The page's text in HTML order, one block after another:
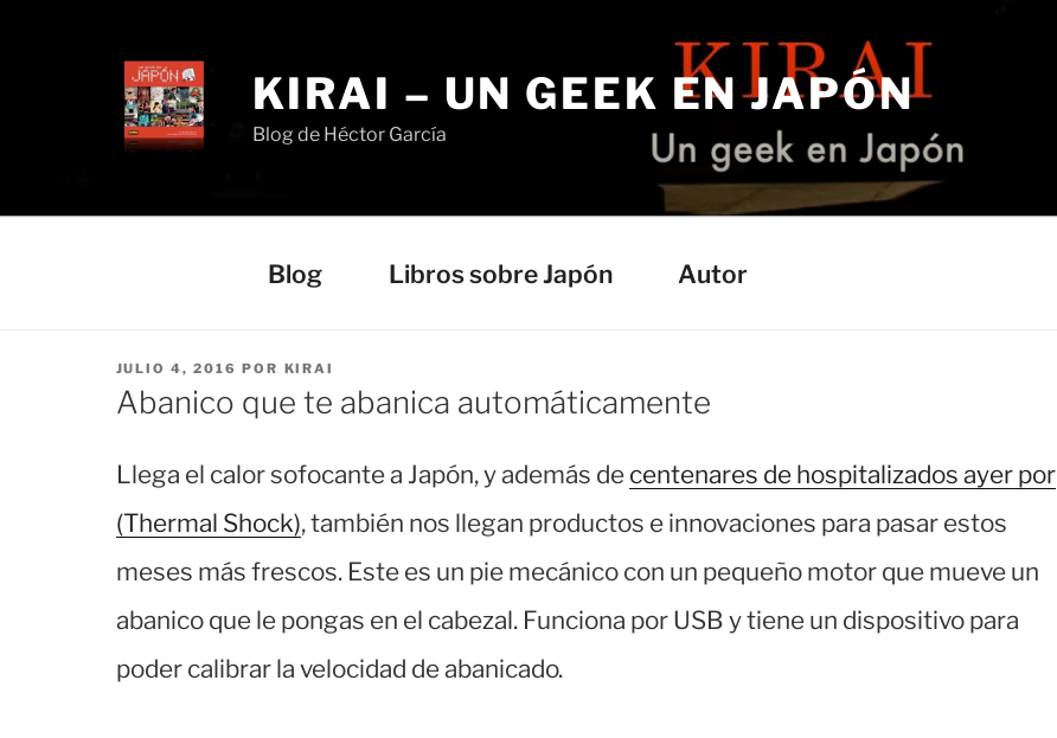
KIRAI – UN GEEK EN JAPÓN
Blog de Héctor García
Blog Libros sobre Japón Autor
PUBLICADO
EL
JULIO 4, 2016 POR KIRAI
Abanico que te abanica automáticamente
Llega el calor sofocante a Japón, y además de centenares de hospitalizados ayer por
(Thermal Shock), también nos llegan productos e innovaciones para pasar estos
meses más frescos. Este es un pie mecánico con un pequeño motor que mueve un
abanico que le pongas en el cabezal. Funciona por USB y tiene un dispositivo para
poder calibrar la velocidad de abanicado.